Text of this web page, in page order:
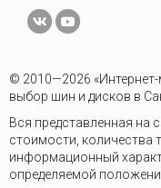
© 2010—2026
выбор шин и дисков в
Вся представленная на
стоимости, количества
информационный
определяемой